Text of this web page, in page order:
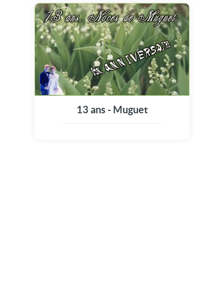
13 ans - Muguet